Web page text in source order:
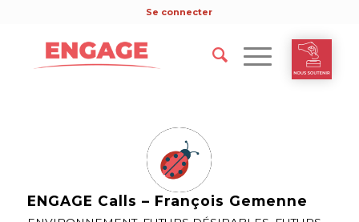
Se connecter
ENGAGE Calls – François Gemenne